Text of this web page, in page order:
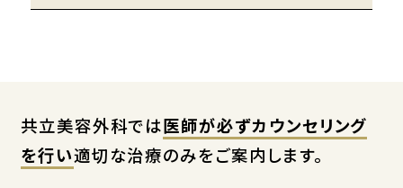
共立美容外科では医師が必ずカウンセリング
を行い適切な治療のみをご案内します。